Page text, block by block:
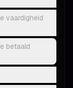
vaardigheid
betaald